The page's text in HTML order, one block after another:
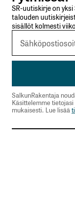
SR-uutiskirje on
talouden
sisällöt kolmesti
SalkunRakentaja
Käsittelemme
mukaisesti. Lue lisää